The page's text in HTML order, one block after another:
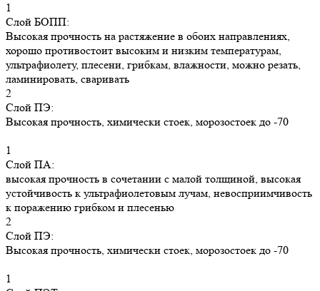
1
Слой БОПП:
Высокая прочность на растяжение в обоих направлениях,
хорошо противостоит высоким и низким температурам,
ультрафиолету, плесени, грибкам, влажности, можно резать,
ламинировать, сваривать
2
Слой ПЭ:
Высокая прочность, химически стоек, морозостоек до -70
1
Слой ПА:
высокая прочность в сочетании с малой толщиной, высокая
устойчивость к ультрафиолетовым лучам, невосприимчивость
к поражению грибком и плесенью
2
Слой ПЭ:
Высокая прочность, химически стоек, морозостоек до -70
1